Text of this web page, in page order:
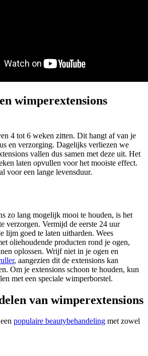
wimperextensions
4 tot 6 weken zitten. Dit hangt af van je
en verzorging. Dagelijks verliezen we
vallen dus samen met deze uit. Het
laten opvullen voor het mooiste effect.
voor een lange levensduur.
zo lang mogelijk mooi te houden, is het
verzorgen. Vermijd de eerste 24 uur
lijm goed te laten uitharden. Wees
oliehoudende producten rond je ogen,
oplossen. Wrijf niet in je ogen en
, aangezien dit de extensions kan
Om je extensions schoon te houden, kun
met een speciale wimperborstel.
van wimperextensions
populaire beautybehandeling met zowel